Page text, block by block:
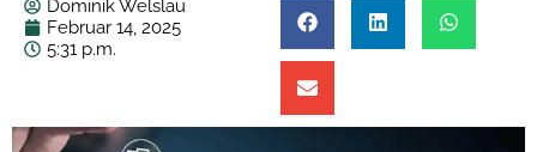
Dominik Welslau
Februar 14, 2025
5:31 p.m.